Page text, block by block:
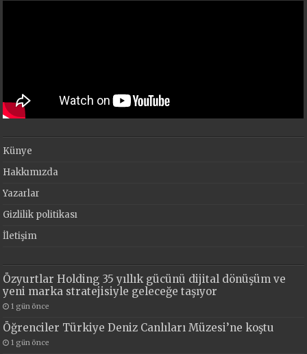
Künye
Hakkımızda
Yazarlar
Gizlilik politikası
İletişim
Özyurtlar Holding 35 yıllık gücünü dijital dönüşüm ve
yeni marka stratejisiyle geleceğe taşıyor
1 gün önce
Öğrenciler Türkiye Deniz Canlıları Müzesi’ne koştu
1 gün önce